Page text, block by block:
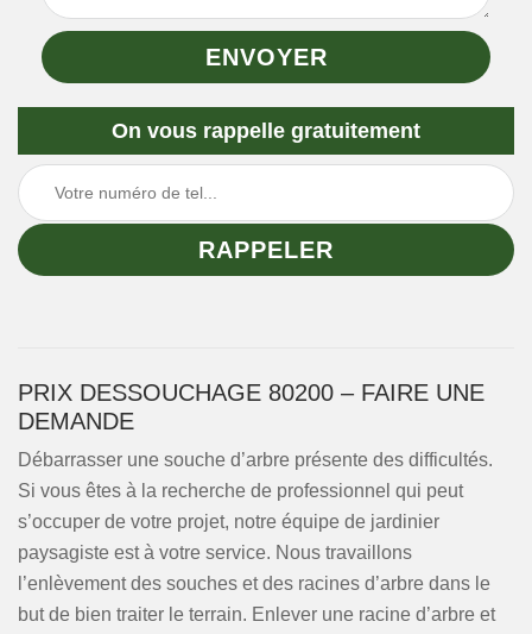
On vous rappelle gratuitement
PRIX DESSOUCHAGE 80200 – FAIRE UNE
DEMANDE
Débarrasser une souche d’arbre présente des difficultés.
Si vous êtes à la recherche de professionnel qui peut
s’occuper de votre projet, notre équipe de jardinier
paysagiste est à votre service. Nous travaillons
l’enlèvement des souches et des racines d’arbre dans le
but de bien traiter le terrain. Enlever une racine d’arbre et